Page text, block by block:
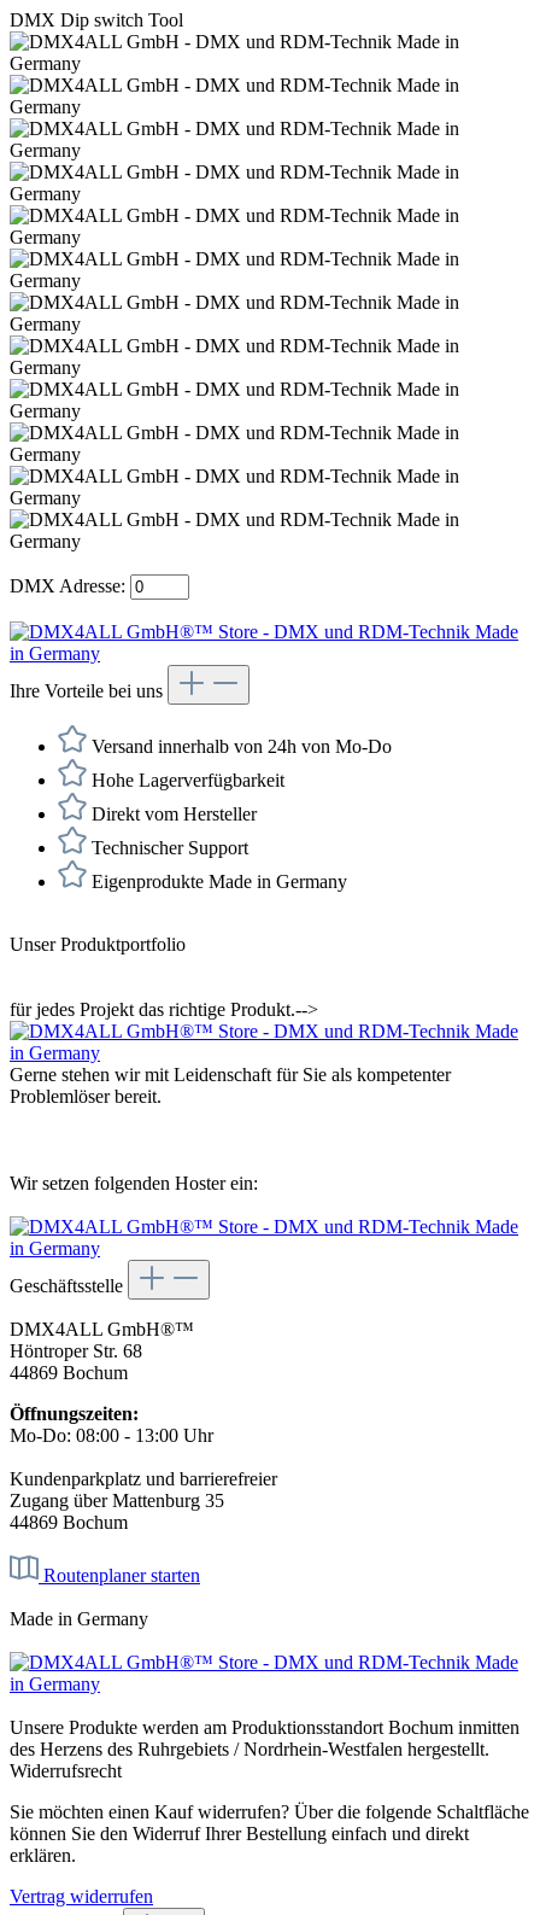
DMX Dip switch Tool
DMX Adresse:
Ihre Vorteile bei uns
Versand innerhalb von 24h von Mo-Do
Hohe Lagerverfügbarkeit
Direkt vom Hersteller
Technischer Support
Eigenprodukte Made in Germany
Unser Produktportfolio
für jedes Projekt das richtige Produkt.-->
Gerne stehen wir mit Leidenschaft für Sie als kompetenter
Problemlöser bereit.
Wir setzen folgenden Hoster ein:
Geschäftsstelle
DMX4ALL GmbH®™
Höntroper Str. 68
44869 Bochum
Öffnungszeiten:
Mo-Do: 08:00 - 13:00 Uhr
Kundenparkplatz und barrierefreier
Zugang über Mattenburg 35
44869 Bochum
Routenplaner starten
Made in Germany
Unsere Produkte werden am Produktionsstandort Bochum inmitten
des Herzens des Ruhrgebiets / Nordrhein-Westfalen hergestellt.
Widerrufsrecht
Sie möchten einen Kauf widerrufen? Über die folgende Schaltfläche
können Sie den Widerruf Ihrer Bestellung einfach und direkt
erklären.
Vertrag widerrufen